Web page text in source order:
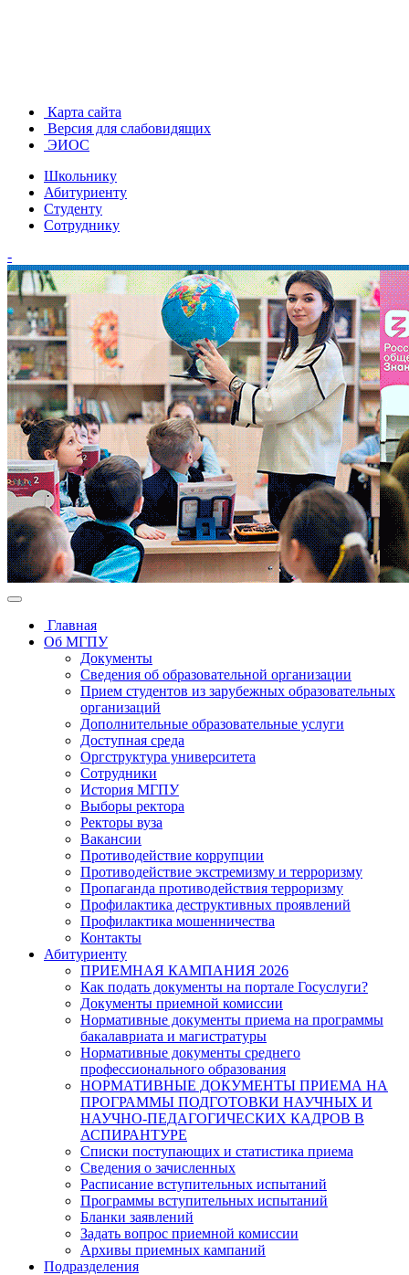
Карта сайта
Версия для слабовидящих
ЭИОС
Школьнику
Абитуриенту
Студенту
Сотруднику
-
Главная
Об МГПУ
Документы
Сведения об образовательной организации
Прием студентов из зарубежных образовательных
организаций
Дополнительные образовательные услуги
Доступная среда
Оргструктура университета
Сотрудники
История МГПУ
Выборы ректора
Ректоры вуза
Вакансии
Противодействие коррупции
Противодействие экстремизму и терроризму
Пропаганда противодействия терроризму
Профилактика деструктивных проявлений
Профилактика мошенничества
Контакты
Абитуриенту
ПРИЕМНАЯ КАМПАНИЯ 2026
Как подать документы на портале Госуслуги?
Документы приемной комиссии
Нормативные документы приема на программы
бакалавриата и магистратуры
Нормативные документы среднего
профессионального образования
НОРМАТИВНЫЕ ДОКУМЕНТЫ ПРИЕМА НА
ПРОГРАММЫ ПОДГОТОВКИ НАУЧНЫХ И
НАУЧНО-ПЕДАГОГИЧЕСКИХ КАДРОВ В
АСПИРАНТУРЕ
Списки поступающих и статистика приема
Сведения о зачисленных
Расписание вступительных испытаний
Программы вступительных испытаний
Бланки заявлений
Задать вопрос приемной комиссии
Архивы приемных кампаний
Подразделения